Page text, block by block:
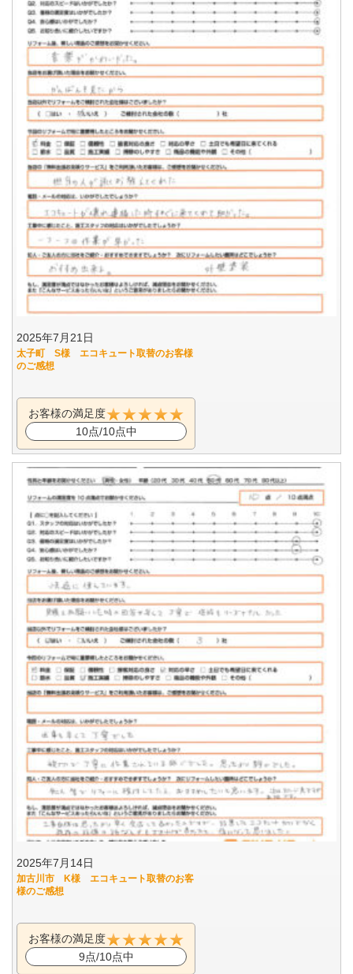
2025年7月21日
太子町 S様 エコキュート取替のお客様
のご感想
お客様の満足度
10点/10点中
2025年7月14日
加古川市 K様 エコキュート取替のお客
様のご感想
お客様の満足度
9点/10点中